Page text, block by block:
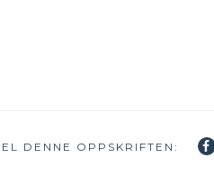
DENNE OPPSKRIFTEN: